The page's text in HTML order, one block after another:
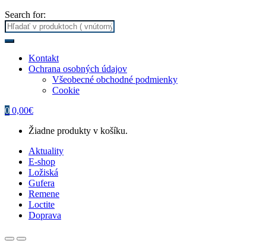
Search for:
Kontakt
Ochrana osobných údajov
Všeobecné obchodné podmienky
Cookie
0 0,00€
Žiadne produkty v košíku.
Aktuality
E-shop
Ložiská
Gufera
Remene
Loctite
Doprava